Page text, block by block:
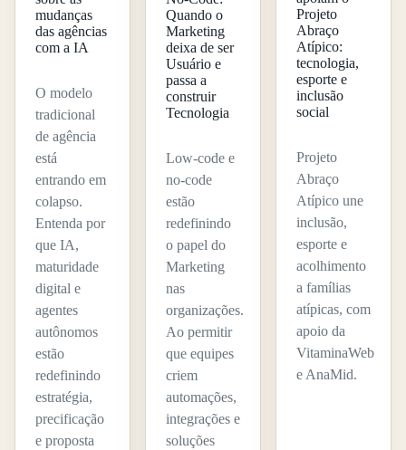
mudanças
das agências
com a IA
O modelo
tradicional
de agência
está
entrando em
colapso.
Entenda por
que IA,
maturidade
digital e
agentes
autônomos
estão
redefinindo
estratégia,
precificação
e proposta
Quando o
Marketing
deixa de ser
Usuário e
passa a
construir
Tecnologia
Low-code e
no-code
estão
redefinindo
o papel do
Marketing
nas
organizações.
Ao permitir
que equipes
criem
automações,
integrações e
soluções
Projeto
Abraço
Atípico:
tecnologia,
esporte e
inclusão
social
Projeto
Abraço
Atípico une
inclusão,
esporte e
acolhimento
a famílias
atípicas, com
apoio da
VitaminaWeb
e AnaMid.